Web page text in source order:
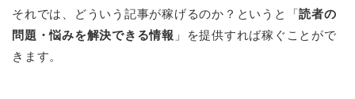
それでは、どういう記事が稼げるのか？というと「読者の
問題・悩みを解決できる情報 」を提供すれば稼ぐことがで
きます。